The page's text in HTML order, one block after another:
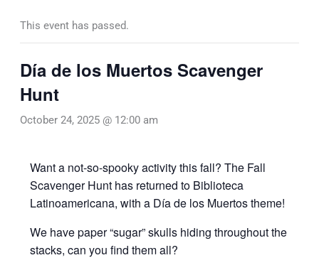
This event has passed.
Día de los Muertos Scavenger
Hunt
October 24, 2025 @ 12:00 am
Want a not-so-spooky activity this fall? The Fall
Scavenger Hunt has returned to Biblioteca
Latinoamericana, with a Día de los Muertos theme!
We have paper “sugar” skulls hiding throughout the
stacks, can you find them all?